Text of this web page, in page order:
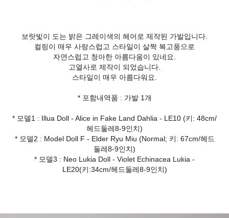
보랏빛이 도는 밝은 그레이색의 헤어로 제작된 가발입니다.
컬링이 매우 사랑스럽고 스타일이 살짝 복고풍으로
자연스럽고 청아한 아름다움이 있네요.
고열사로 제작이 되었습니다.
스타일이 매우 아름다워요.
* 포함내역품 : 가발 1개
* 모델1 : Illua Doll - Alice in Fake Land Dahlia - LE10 (키: 48cm/
헤드둘레8-9인치)
* 모델2 : Model Doll F - Elder Ryu Miu (Normal; 키: 67cm/헤드
둘레8-9인치)
* 모델3 : Neo Lukia Doll - Violet Echinacea Lukia -
LE20(키:34cm/헤드둘레8-9인치)